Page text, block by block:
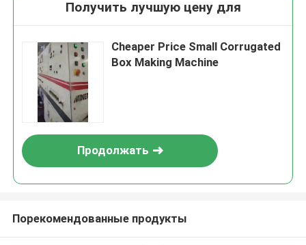
Получить лучшую цену для
Cheaper Price Small Corrugated
Box Making Machine
Продолжать
Порекомендованные продукты